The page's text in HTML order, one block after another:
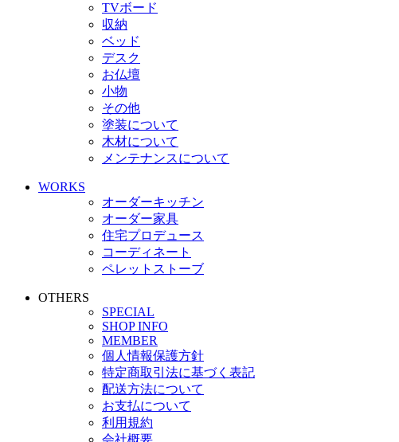
TVボード
収納
ベッド
デスク
お仏壇
小物
その他
塗装について
木材について
メンテナンスについて
WORKS
オーダーキッチン
オーダー家具
住宅プロデュース
コーディネート
ペレットストーブ
OTHERS
SPECIAL
SHOP INFO
MEMBER
個人情報保護方針
特定商取引法に基づく表記
配送方法について
お支払について
利用規約